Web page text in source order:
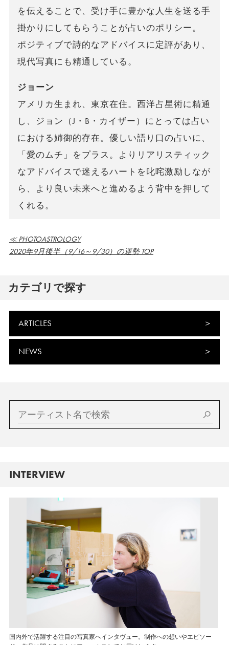
を伝えることで、受け手に豊かな人生を送る手
掛かりにしてもらうことが占いのポリシー。
ポジティブで詩的なアドバイスに定評があり、
現代写真にも精通している。
ジョーン
アメリカ生まれ、東京在住。西洋占星術に精通
し、ジョン（J・B・カイザー）にとっては占い
における姉御的存在。優しい語り口の占いに、
「愛のムチ」をプラス。よりリアリスティック
なアドバイスで迷えるハートを叱咤激励しなが
ら、より良い未来へと進めるよう背中を押して
くれる。
≪ PHOTOASTROLOGY
2020年9月後半（9/16～9/30）の運勢 TOP
カテゴリで探す
ARTICLES
NEWS
INTERVIEW
国内外で活躍する注目の写真家へインタヴュー。制作への想いやエピソー